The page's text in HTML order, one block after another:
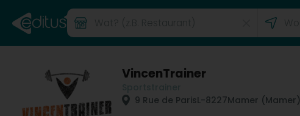
VincenTrainer
9 Rue de ParisL-8227Mamer (Mamer)